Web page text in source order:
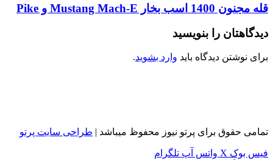
قله مجنون 1400 اسب بخار Mustang Mach-E و Pike
دیدگاهتان را بنویسید
برای نوشتن دیدگاه باید وارد بشوید.
تمامی حقوق برای پرتو نیوز محفوظ میباشد | طراحی سایت پرتو
فیس بوک X واتس آپ تلگرام